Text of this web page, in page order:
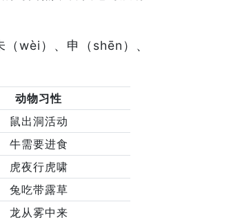
wèi）、申（shēn）、
动物习性
鼠出洞活动
牛需要进食
虎夜行虎啸
兔吃带露草
龙从雾中来